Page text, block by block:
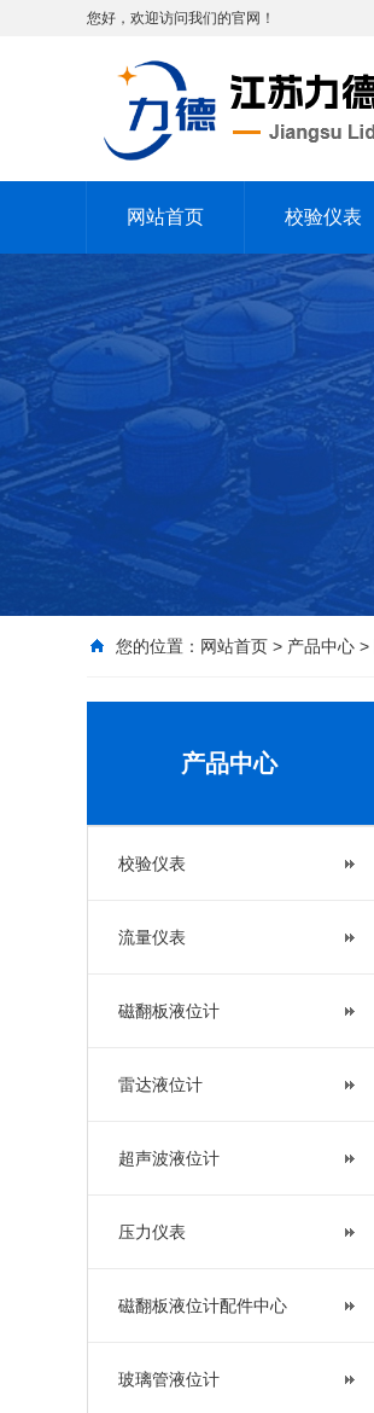
您好，欢迎访问我们的官网！
网站首页 校验仪表
您的位置： 网站首页 > 产品中心 >
产品中心
校验仪表
流量仪表
磁翻板液位计
雷达液位计
超声波液位计
压力仪表
磁翻板液位计配件中心
玻璃管液位计